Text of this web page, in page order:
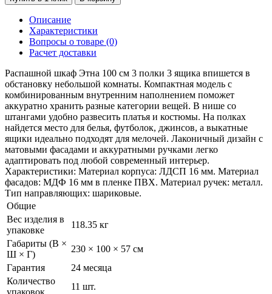
Описание
Характеристики
Вопросы о товаре (0)
Расчет доставки
Распашной шкаф Этна 100 см 3 полки 3 ящика впишется в
обстановку небольшой комнаты. Компактная модель с
комбинированным внутренним наполнением поможет
аккуратно хранить разные категории вещей. В нише со
штангами удобно развесить платья и костюмы. На полках
найдется место для белья, футболок, джинсов, а выкатные
ящики идеально подходят для мелочей. Лаконичный дизайн с
матовыми фасадами и аккуратными ручками легко
адаптировать под любой современный интерьер.
Характеристики: Материал корпуса: ЛДСП 16 мм. Материал
фасадов: МДФ 16 мм в пленке ПВХ. Материал ручек: металл.
Тип направляющих: шариковые.
Общие
Вес изделия в
упаковке
118.35 кг
Габариты (В ×
Ш × Г)
230 × 100 × 57 см
Гарантия
24 месяца
Количество
11 шт.